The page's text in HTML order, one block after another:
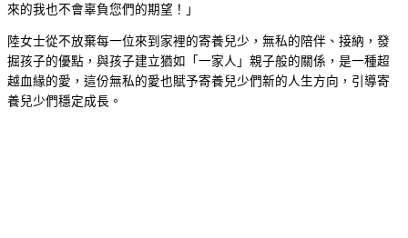
來的我也不會辜負您們的期望！」
陸女士從不放棄每一位來到家裡的寄養兒少，無私的陪伴、接納，發
掘孩子的優點，與孩子建立猶如「一家人」親子般的關係，是一種超
越血緣的愛，這份無私的愛也賦予寄養兒少們新的人生方向，引導寄
養兒少們穩定成長。